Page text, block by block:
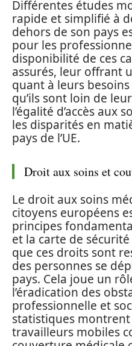
Différentes études
rapide et simplifié à
dehors de son pays
pour les
disponibilité de ces
assurés, leur offrant
quant à leurs
qu’ils sont loin de
l’égalité d’accès aux
les disparités en
pays de l’UE.
Droit aux soins et
Le droit aux soins
citoyens européens
principes
et la carte de
que ces droits sont
des personnes se
pays. Cela joue un
l’éradication des
professionnelle et
statistiques montrent
travailleurs mobiles